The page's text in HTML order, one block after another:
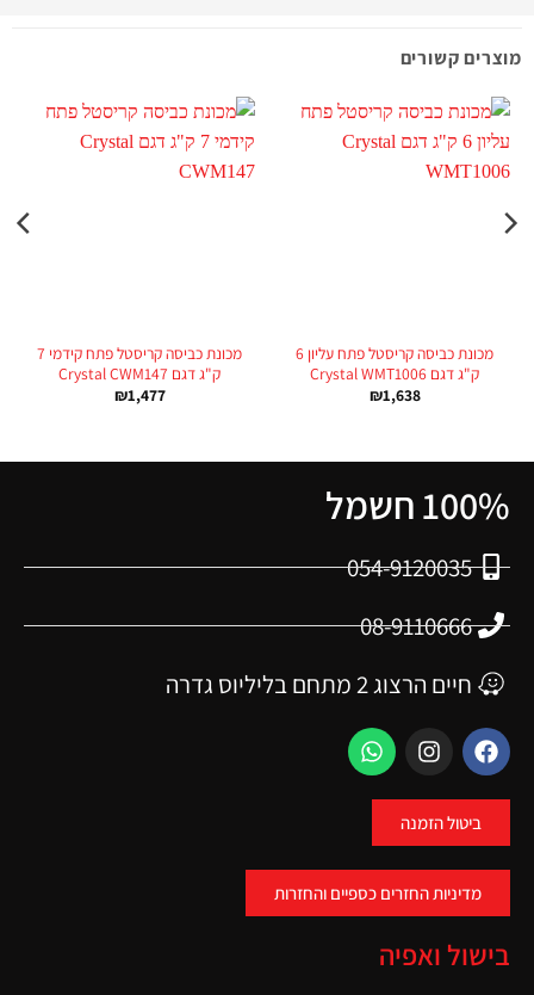
מוצרים קשורים
מכונת כביסה קריסטל פתח עליון 6
ק"ג דגם Crystal WMT1006
₪1,638
מכונת כביסה קריסטל פתח קידמי 7
ק"ג דגם Crystal CWM147
₪1,477
100% חשמל
054-9120035
08-9110666
חיים הרצוג 2 מתחם בליליוס גדרה
ביטול הזמנה
מדיניות החזרים כספיים והחזרות
בישול ואפיה